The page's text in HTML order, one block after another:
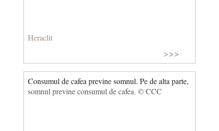
Heraclit
>>>
Consumul de cafea previne somnul. Pe de alta parte,
somnul previne consumul de cafea. © CCC